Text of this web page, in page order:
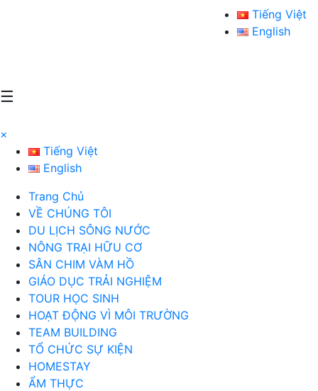
Tiếng Việt
English
☰
×
Tiếng Việt
English
Trang Chủ
VỀ CHÚNG TÔI
DU LỊCH SÔNG NƯỚC
NÔNG TRẠI HỮU CƠ
SÂN CHIM VÀM HỒ
GIÁO DỤC TRẢI NGHIỆM
TOUR HỌC SINH
HOẠT ĐỘNG VÌ MÔI TRƯỜNG
TEAM BUILDING
TỔ CHỨC SỰ KIỆN
HOMESTAY
ẨM THỰC